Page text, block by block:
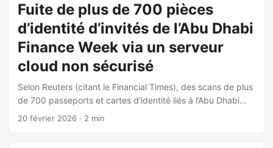
Fuite de plus de 700 pièces
d’identité d’invités de l’Abu Dhabi
Finance Week via un serveur
cloud non sécurisé
Selon Reuters (citant le Financial Times), des scans de plus
de 700 passeports et cartes d’identité liés à l’Abu Dhabi
Finance Week (ADFW) ont été trouvés sur un serveur de
20 février 2026 · 2 min